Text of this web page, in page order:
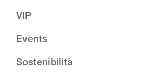
VIP
Events
Sostenibilità